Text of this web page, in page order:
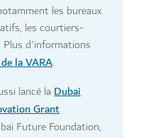
les bureaux
les courtiers-
Plus d'informations
la VARA.
lancé la Dubai
Grant
Future Foundation,